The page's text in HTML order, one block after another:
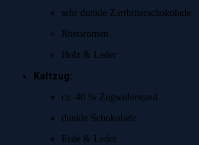
sehr dunkle Zartbitterschokolade
Röstaromen
Holz & Leder
Kaltzug:
ca. 40 % Zugwiderstand
dunkle Schokolade
Erde & Leder